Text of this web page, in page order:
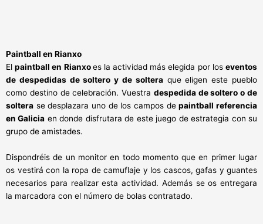
Paintball en Rianxo
Elpaintball en Rianxoes la actividad más elegida por loseventos
de despedidas de soltero y de solteraque eligen este pueblo
como destino de celebración. Vuestra despedida de soltero o de
soltera se desplazara uno de los campos depaintball referencia
en Galicia en donde disfrutara de este juego de estrategia con su
grupo de amistades.
Dispondréis de un monitor en todo momento que en primer lugar
os vestirá con la ropa de camuflaje y los cascos, gafas y guantes
necesarios para realizar esta actividad. Además se os entregara
la marcadora con el número de bolas contratado.